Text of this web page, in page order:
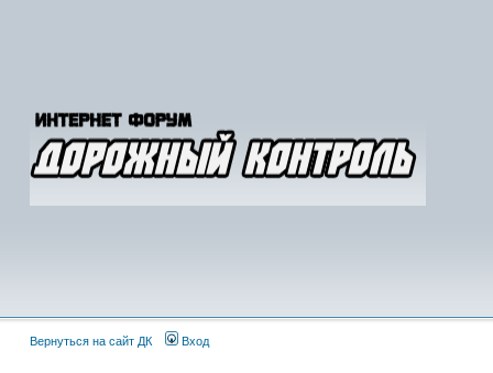
Вернуться на сайт ДК Вход